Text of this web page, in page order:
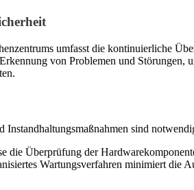
umfasst die kontinuierliche
von Problemen und Störungen,
Instandhaltungsmaßnahmen sind
die Überprüfung der
Wartungsverfahren minimiert die